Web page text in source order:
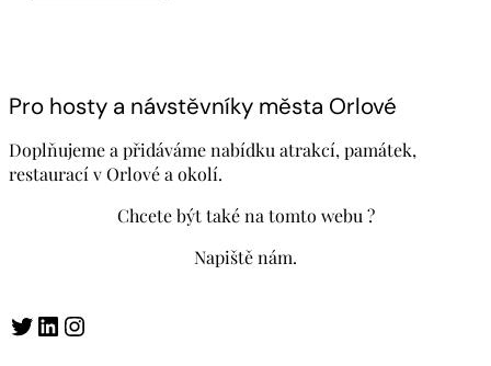
Pro hosty a návstěvníky města Orlové
Doplňujeme a přidáváme nabídku atrakcí, památek,
restaurací v Orlové a okolí.
Chcete být také na tomto webu ?
Napiště nám.
Twitter LinkedIn Instagram